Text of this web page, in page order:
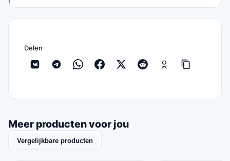
Delen
Meer producten voor jou
Vergelijkbare producten